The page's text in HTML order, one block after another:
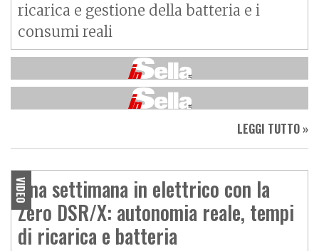
ricarica e gestione della batteria e i
consumi reali
LEGGI TUTTO »
VIDEO
Una settimana in elettrico con la
Zero DSR/X: autonomia reale, tempi
di ricarica e batteria